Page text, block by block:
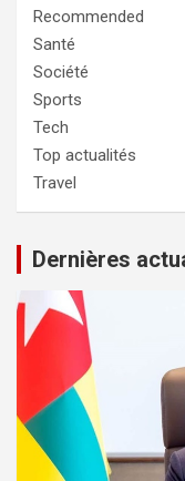
Recommended
Santé
Société
Sports
Tech
Top actualités
Travel
Dernières